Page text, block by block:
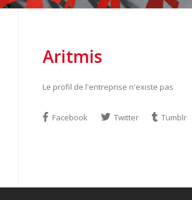
Aritmis
Le profil de l'entreprise n'existe pas
Facebook Twitter Tumblr